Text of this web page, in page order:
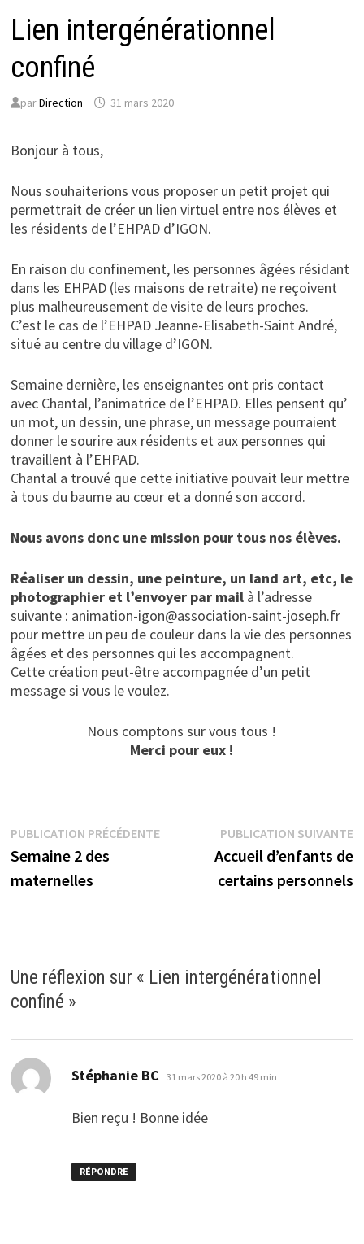
Lien intergénérationnel
confiné
parDirection 31 mars 2020
Bonjour à tous,
Nous souhaiterions vous proposer un petit projet qui
permettrait de créer un lien virtuel entre nos élèves et
les résidents de l’EHPAD d’IGON.
En raison du confinement, les personnes âgées résidant
dans les EHPAD (les maisons de retraite) ne reçoivent
plus malheureusement de visite de leurs proches.
C’est le cas de l’EHPAD Jeanne-Elisabeth-Saint André,
situé au centre du village d’IGON.
Semaine dernière, les enseignantes ont pris contact
avec Chantal, l’animatrice de l’EHPAD. Elles pensent qu’
un mot, un dessin, une phrase, un message pourraient
donner le sourire aux résidents et aux personnes qui
travaillent à l’EHPAD.
Chantal a trouvé que cette initiative pouvait leur mettre
à tous du baume au cœur et a donné son accord.
Nous avons donc une mission pour tous nos élèves.
Réaliser un dessin, une peinture, un land art, etc, le
photographier et l’envoyer par mail à l’adresse
suivante : animation-igon@association-saint-joseph.fr
pour mettre un peu de couleur dans la vie des personnes
âgées et des personnes qui les accompagnent.
Cette création peut-être accompagnée d’un petit
message si vous le voulez.
Nous comptons sur vous tous !
Merci pour eux !
Navigation
de
PUBLICATION PRÉCÉDENTEPublication
précédente :
Semaine 2 des
maternelles
PUBLICATION SUIVANTE
Accueil d’enfants de
certains personnels
Une réflexion sur « Lien intergénérationnel
confiné »
Stéphanie BC dit :
31 mars 2020 à 20 h 49 min
Bien reçu ! Bonne idée
RÉPONDRE